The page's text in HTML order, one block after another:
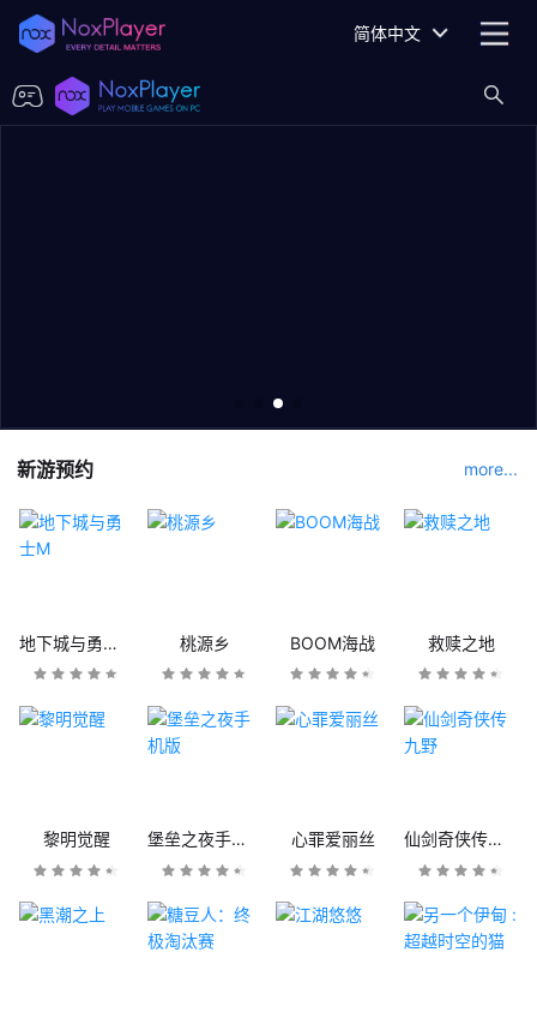
简体中文
新游预约 more...
地下城与勇士M 桃源乡 BOOM海战 救赎之地
黎明觉醒 堡垒之夜手机版 心罪爱丽丝 仙剑奇侠传九野